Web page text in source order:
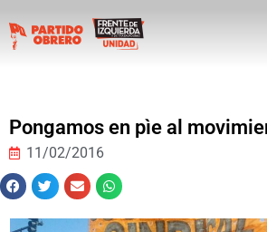
Pongamos en pìe al
11/02/2016